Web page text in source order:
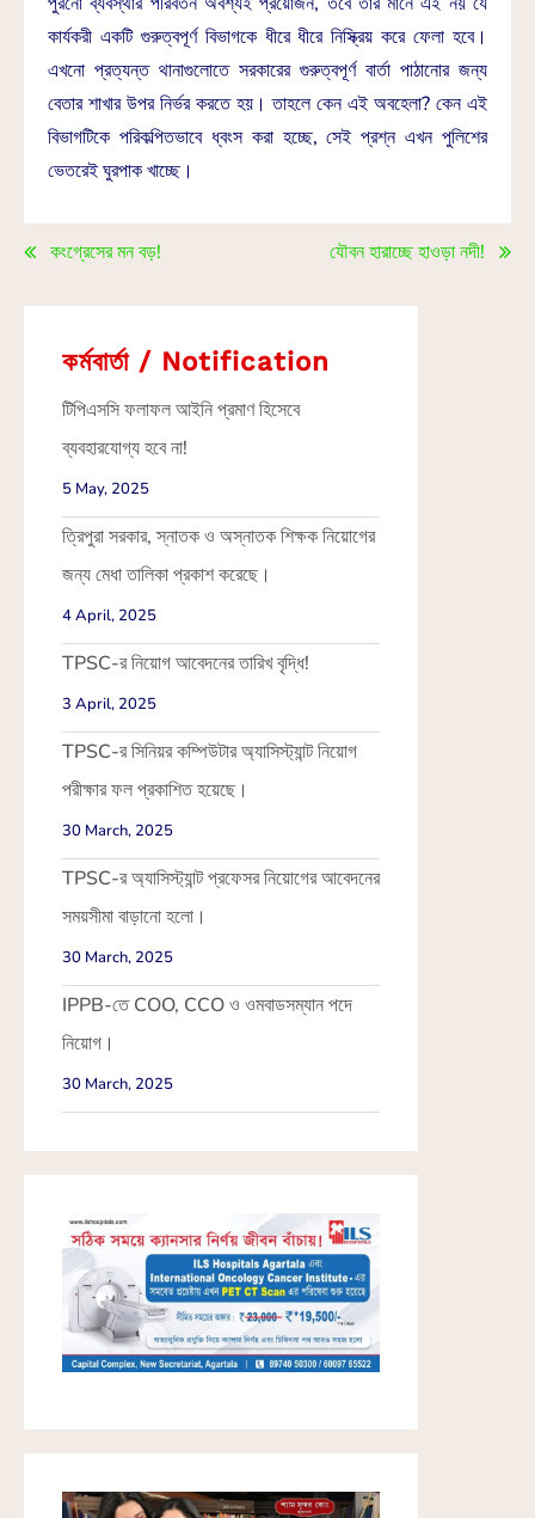
কার্যকরী একটি গুরুত্বপূর্ণ বিভাগকে ধীরে ধীরে নিস্ক্রিয় করে ফেলা হবে।
এখনো প্রত্যন্ত থানাগুলোতে সরকারের গুরুত্বপূর্ণ বার্তা পাঠানোর জন্য
বেতার শাখার উপর নির্ভর করতে হয়। তাহলে কেন এই অবহেলা? কেন এই
বিভাগটিকে পরিকল্পিতভাবে ধ্বংস করা হচ্ছে, সেই প্রশ্ন এখন পুলিশের
ভেতরেই ঘুরপাক খাচ্ছে।
কংগ্রেসের মন বড়! যৌবন হারাচ্ছে হাওড়া নদী!
কর্মবার্তা / Notification
টিপিএসসি ফলাফল আইনি প্রমাণ হিসেবে
ব্যবহারযোগ্য হবে না!
5 May, 2025
ত্রিপুরা সরকার, স্নাতক ও অস্নাতক শিক্ষক নিয়োগের
জন্য মেধা তালিকা প্রকাশ করেছে।
4 April, 2025
TPSC-র নিয়োগ আবেদনের তারিখ বৃদ্ধি!
3 April, 2025
TPSC-র সিনিয়র কম্পিউটার অ্যাসিস্ট্যান্ট নিয়োগ
পরীক্ষার ফল প্রকাশিত হয়েছে।
30 March, 2025
TPSC-র অ্যাসিস্ট্যান্ট প্রফেসর নিয়োগের আবেদনের
সময়সীমা বাড়ানো হলো।
30 March, 2025
IPPB-তে COO, CCO ও ওমবাডসম্যান পদে
নিয়োগ।
30 March, 2025